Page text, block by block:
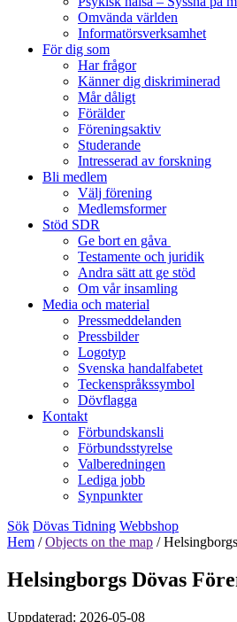
Omvända världen
Informatörsverksamhet
För dig som
Har frågor
Känner dig diskriminerad
Mår dåligt
Förälder
Föreningsaktiv
Studerande
Intresserad av forskning
Bli medlem
Välj förening
Medlemsformer
Stöd SDR
Ge bort en gåva
Testamente och juridik
Andra sätt att ge stöd
Om vår insamling
Media och material
Pressmeddelanden
Pressbilder
Logotyp
Svenska handalfabetet
Teckenspråkssymbol
Dövflagga
Kontakt
Förbundskansli
Förbundsstyrelse
Valberedningen
Lediga jobb
Synpunkter
Sök Dövas Tidning Webbshop
Hem /Objects on the map /
Helsingborgs Dövas
Uppdaterad: 2026-05-08